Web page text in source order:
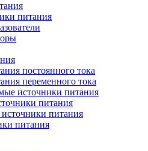
питания
постоянного тока
переменного тока
источники питания
питания
питания
питания